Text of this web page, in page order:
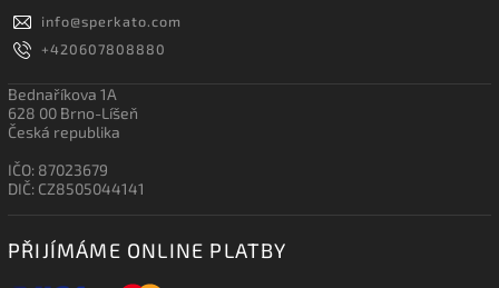
info@sperkato.com
+420607808880
Bednaříkova 1A
628 00 Brno-Líšeň
Česká republika
IČO: 87023679
DIČ: CZ8505044141
PŘIJÍMÁME ONLINE PLATBY